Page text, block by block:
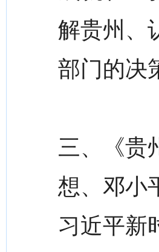
解贵州、
部门的决
三、《贵
想、邓小
习近平新